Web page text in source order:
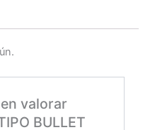
valorar
BULLET